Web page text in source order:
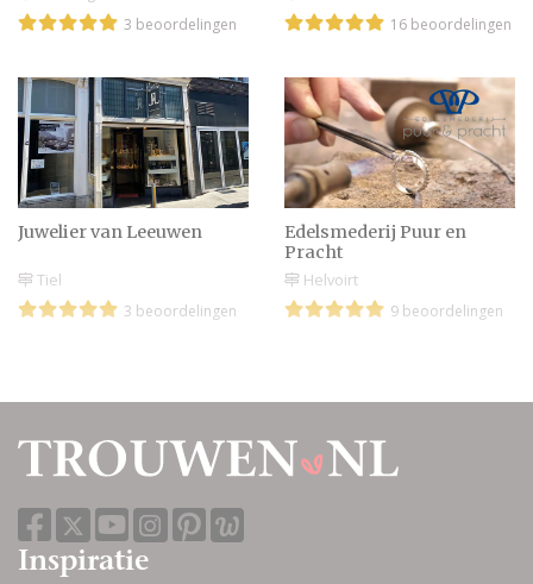
3 beoordelingen 16 beoordelingen
Juwelier van Leeuwen
Tiel
3 beoordelingen
Edelsmederij Puur en
Pracht
Helvoirt
9 beoordelingen
Inspiratie